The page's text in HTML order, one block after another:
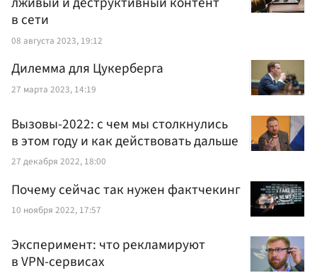
в сети
08 августа 2023, 19:12
Дилемма для Цукерберга
27 марта 2023, 14:19
Вызовы-2022: с чем мы столкнулись
в этом году и как действовать дальше
27 декабря 2022, 18:00
Почему сейчас так нужен фактчекинг
10 ноября 2022, 17:57
Эксперимент: что рекламируют
в VPN-сервисах